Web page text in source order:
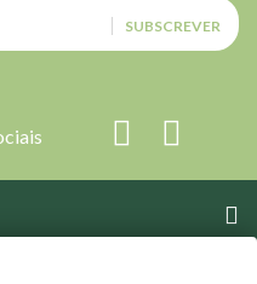
SUBSCREVER